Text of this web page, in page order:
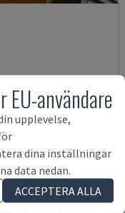
1 633 203 SEK
användare
upplevelse,
dina inställningar
data nedan.
ACCEPTERA ALLA